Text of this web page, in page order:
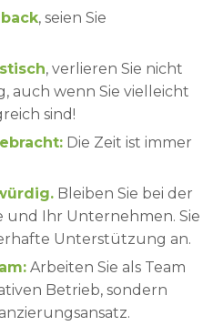
, seien Sie
, verlieren Sie nicht
auch wenn Sie vielleicht
sind!
Die Zeit ist immer
Bleiben Sie bei der
und Ihr Unternehmen. Sie
Unterstützung an.
Arbeiten Sie als Team
Betrieb, sondern